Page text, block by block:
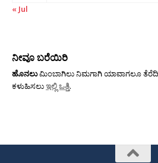
« Jul
ನೀವೂ ಬರೆಯಿರಿ
ಹೊನಲುಮಿಂಬಾಗಿಲು ನಿಮಗಾಗಿ ಯಾವಾಗಲೂ
ಕಳುಹಿಸಲುಇಲ್ಲಿ ಒತ್ತಿ.